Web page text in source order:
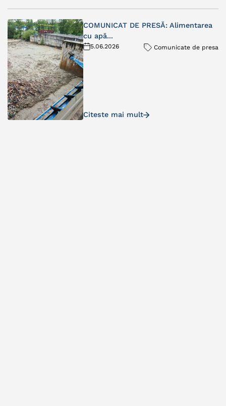
COMUNICAT DE PRESĂ: Alimentarea
cu apă...
5.06.2026 Comunicate de presa
Citeste mai mult